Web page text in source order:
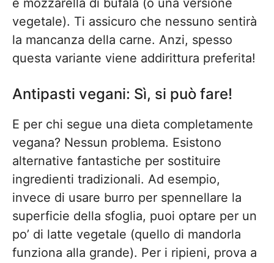
e mozzarella di bufala (o una versione
vegetale). Ti assicuro che nessuno sentirà
la mancanza della carne. Anzi, spesso
questa variante viene addirittura preferita!
Antipasti vegani: Sì, si può fare!
E per chi segue una dieta completamente
vegana? Nessun problema. Esistono
alternative fantastiche per sostituire
ingredienti tradizionali. Ad esempio,
invece di usare burro per spennellare la
superficie della sfoglia, puoi optare per un
po’ di latte vegetale (quello di mandorla
funziona alla grande). Per i ripieni, prova a